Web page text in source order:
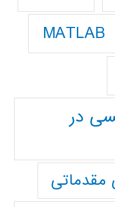
MATLAB
در